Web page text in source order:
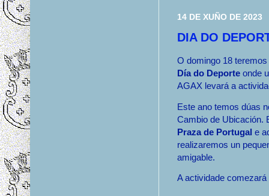
14 DE XUÑO DE 2023
DIA DO
O domingo 18
Día do Deporte onde
AGAX levará a
Este ano temos dúas
Cambio de Ubicación.
Praza de Portugal e
realizaremos un
amigable.
A actividade